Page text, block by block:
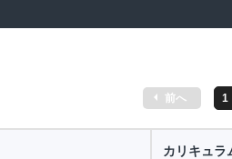
前へ 1
カリキュラ